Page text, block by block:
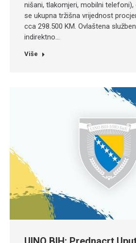
nišani, tlakomjeri, mobilni telefoni),
se ukupna tržišna vrijednost
cca 298.500 KM. Ovlaštena
indirektno…
Više